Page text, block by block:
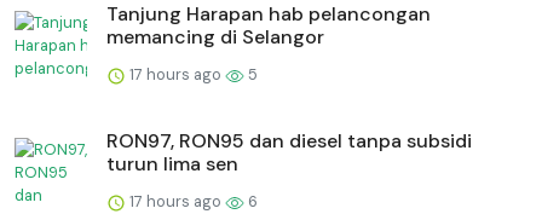
Tanjung Harapan hab pelancongan
memancing di Selangor
17 hours ago 5
RON97, RON95 dan diesel tanpa subsidi
turun lima sen
17 hours ago 6